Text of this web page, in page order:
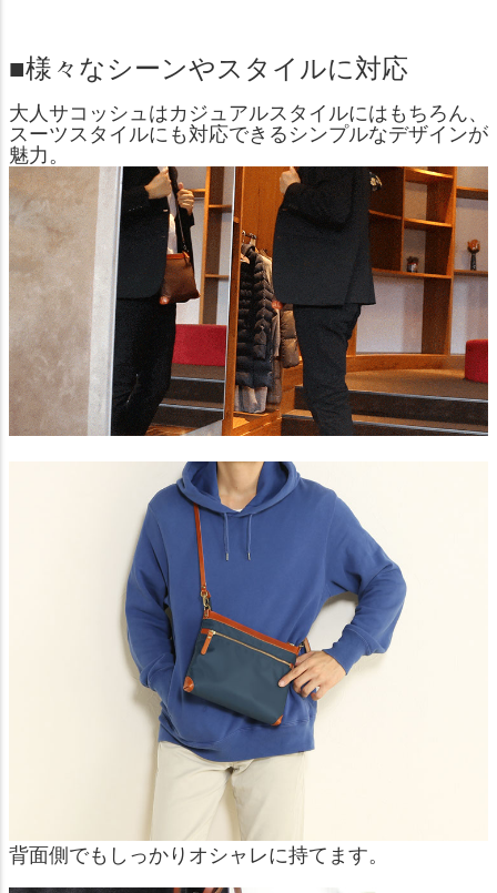
■様々なシーンやスタイルに対応
大人サコッシュはカジュアルスタイルにはもちろん、
スーツスタイルにも対応できるシンプルなデザインが
魅力。
背面側でもしっかりオシャレに持てます。